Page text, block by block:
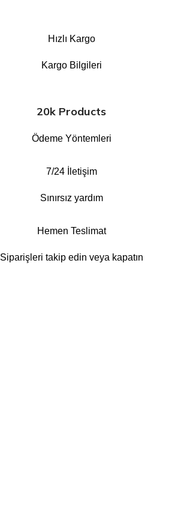
Hızlı Kargo
Kargo Bilgileri
20k Products
Ödeme Yöntemleri
7/24 İletişim
Sınırsız yardım
Hemen Teslimat
Siparişleri takip edin veya kapatın